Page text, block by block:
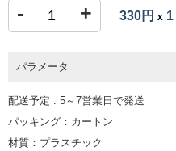
- + 330円 x 1
パラメータ
配送予定 : 5～7営業日で発送
パッキング：カートン
材質：プラスチック